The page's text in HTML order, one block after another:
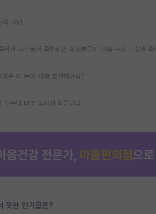
학 고민...
위권 교수로서 중하위권 학생분들께 말씀 드리고 싶은
생은 왜 돈에 대해 초연해야함?
수준이 너무 높아서 힘듭니다
핫한 인기글은?